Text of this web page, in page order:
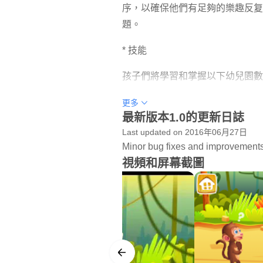
序，以確保他們有足夠的樂趣反
題。
* 技能
孩子們將學習和掌握以下幼兒園
- 由1和數十數到100
- 計數前從給定數量的開頭的已
- 表示對象的數量與寫入標號0-20
- 理解數字和數量的關係
- 記者了解到，最後一個數字表
- 記者了解到，每個連續的數名是
- 算上排列在一條線路多達20個的
- 數多達10個的東西在分散的配置
- 比較1和10之間的兩個數字表示
- 代表加減使用對象，手指，心理
更多
最新版本1.0的更新日誌
Last updated on 2016年06月27日
Minor bug fixes and
視頻和屏幕截圖